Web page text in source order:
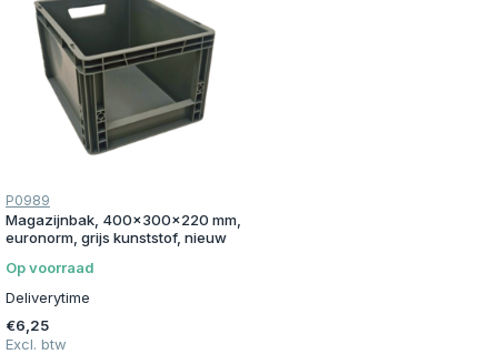
P0989
Magazijnbak, 400x300x220 mm,
euronorm, grijs kunststof, nieuw
Op voorraad
Deliverytime
€6,25
Excl. btw